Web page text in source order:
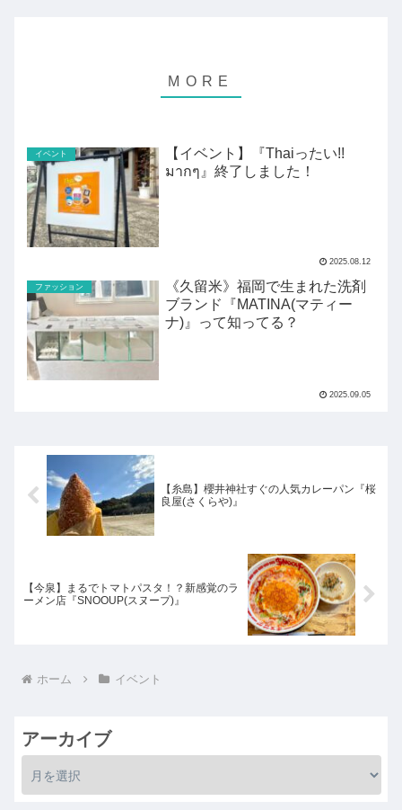
イベント
【イベント】『Thaiったい!!
มากๆ』終了しました！
2025.08.12
ファッション
《久留米》福岡で生まれた洗剤
ブランド『MATINA(マティー
ナ)』って知ってる？
2025.09.05
【糸島】櫻井神社すぐの人気カレーパン『桜
良屋(さくらや)』
【今泉】まるでトマトパスタ！？新感覚のラ
ーメン店『SNOOUP(スヌープ)』
ホーム イベント
アーカイブ